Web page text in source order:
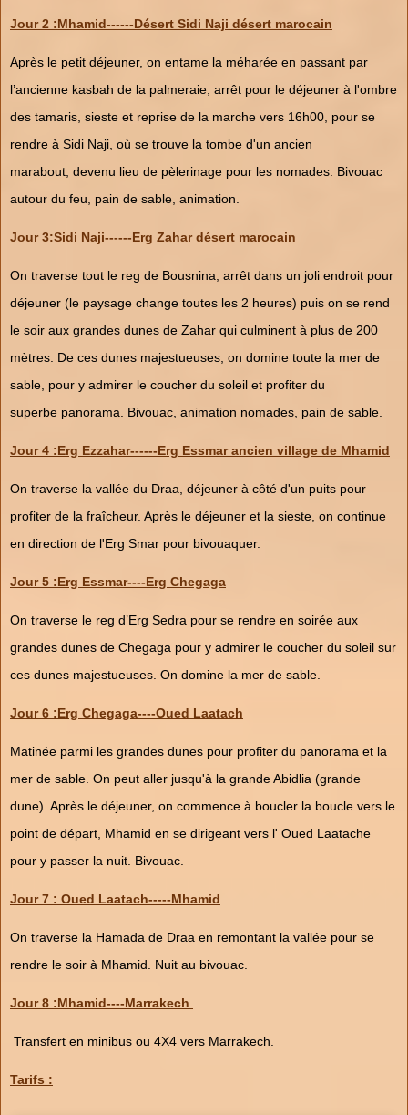
Jour 2 :Mhamid------Désert Sidi Naji désert marocain
Après le petit déjeuner, on entame la méharée en passant par
l’ancienne kasbah de la palmeraie, arrêt pour le déjeuner à l'ombre
des tamaris, sieste et reprise de la marche vers 16h00, pour se
rendre à Sidi Naji, où se trouve la tombe d'un ancien
marabout, devenu lieu de pèlerinage pour les nomades. Bivouac
autour du feu, pain de sable, animation.
Jour 3:Sidi Naji------Erg Zahar désert marocain
On traverse tout le reg de Bousnina, arrêt dans un joli endroit pour
déjeuner (le paysage change toutes les 2 heures) puis on se rend
le soir aux grandes dunes de Zahar qui culminent à plus de 200
mètres. De ces dunes majestueuses, on domine toute la mer de
sable, pour y admirer le coucher du soleil et profiter du
superbe panorama. Bivouac, animation nomades, pain de sable.
Jour 4 :Erg Ezzahar------Erg Essmar ancien village de Mhamid
On traverse la vallée du Draa, déjeuner à côté d'un puits pour
profiter de la fraîcheur. Après le déjeuner et la sieste, on continue
en direction de l'Erg Smar pour bivouaquer.
Jour 5 :Erg Essmar----Erg Chegaga
On traverse le reg d’Erg Sedra pour se rendre en soirée aux
grandes dunes de Chegaga pour y admirer le coucher du soleil sur
ces dunes majestueuses. On domine la mer de sable.
Jour 6 :Erg Chegaga----Oued Laatach
Matinée parmi les grandes dunes pour profiter du panorama et la
mer de sable. On peut aller jusqu'à la grande Abidlia (grande
dune). Après le déjeuner, on commence à boucler la boucle vers le
point de départ, Mhamid en se dirigeant vers l' Oued Laatache
pour y passer la nuit. Bivouac.
Jour 7 : Oued Laatach-----Mhamid
On traverse la Hamada de Draa en remontant la vallée pour se
rendre le soir à Mhamid. Nuit au bivouac.
Jour 8 :Mhamid----Marrakech
Transfert en minibus ou 4X4 vers Marrakech.
Tarifs :